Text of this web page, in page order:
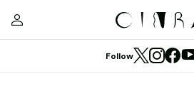
Follow